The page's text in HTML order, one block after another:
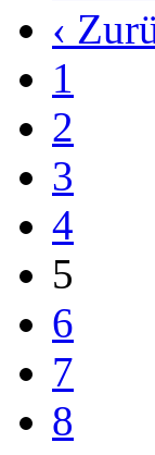
‹
1
2
3
4
5
6
7
8